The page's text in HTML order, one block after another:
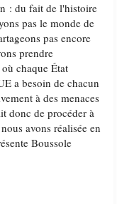
: du fait de l'histoire
pas le monde de
pas encore
prendre
chaque État
a besoin de chacun
à des menaces
donc de procéder à
avons réalisée en
Boussole